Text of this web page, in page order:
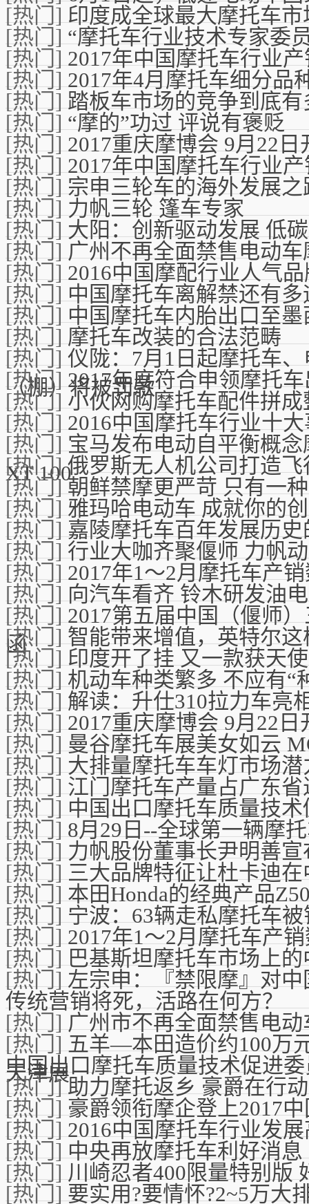
[热门]印度成全球最大摩托车
[热门]“摩托车行业技术专家委
[热门]2017年中国摩托车行业
[热门]2017年4月摩托车细分品
[热门]踏板车市场的竞争到底
[热门]“摩的”功过 评说有褒贬
[热门]2017重庆摩博会 9月22日
[热门]2017年中国摩托车行业
[热门]宗申三轮车的海外发展之
[热门]力帆三轮 篷车专家
[热门]大阳：创新驱动发展 低
[热门]广州不再全面禁售电动车
[热门]2016中国摩配行业人气
[热门]中国摩托车离解禁还有多
[热门]中国摩托车内胎出口至
[热门]摩托车改装的合法范畴
[热门]仪陇：7月1日起摩托车
（棚）将被罚款
[热门]2017年度符合申领摩托
[热门]小伙网购摩托车配件拼
[热门]2016中国摩托车行业十
[热门]宝马发布电动自平衡概
XT 100
[热门]俄罗斯无人机公司打造
[热门]朝鲜禁摩更严苛 只有一
[热门]雅玛哈电动车 成就你的
[热门]嘉陵摩托车百年发展历
[热门]行业大咖齐聚偃师 力帆
[热门]2017年1～2月摩托车产
[热门]向汽车看齐 铃木研发油
[热门]2017第五届中国（偃师
函
[热门]智能带来增值，英特尔
[热门]印度开了挂 又一款获天
[热门]机动车种类繁多 不应有“
[热门]解读：升仕310拉力车亮
[热门]2017重庆摩博会 9月22日
[热门]曼谷摩托车展美女如云
[热门]大排量摩托车车灯市场潜
[热门]江门摩托车产量占广东
[热门]中国出口摩托车质量技
[热门]8月29日--全球第一辆摩
[热门]力帆股份董事长尹明善宣
[热门]三大品牌特征让杜卡迪
[热门]本田Honda的经典产品
[热门]宁波：63辆走私摩托车被
[热门]2017年1～2月摩托车产
[热门]巴基斯坦摩托车市场上
[热门]左宗申：『禁限摩』对
传统营销将死，活路在何方？
[热门]广州市不再全面禁售电
[热门]五羊—本田造价约100万
天津展
中国出口摩托车质量技术促进
[热门]助力摩托返乡 豪爵在行动
[热门]豪爵领衔摩企登上2017
[热门]2016中国摩托车行业发
[热门]中央再放摩托车利好消
[热门]川崎忍者400限量特别版
[热门]要实用?要情怀?2~5万大